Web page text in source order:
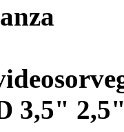
3,5"